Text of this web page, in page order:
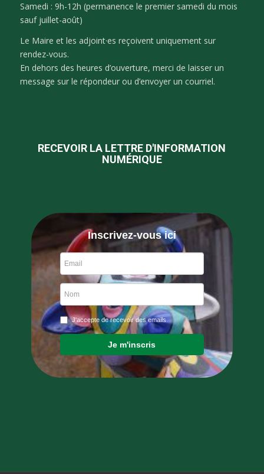
Samedi : 9h-12h (permanence le premier samedi du mois
sauf juillet-août)
Le Maire et les adjoint·es reçoivent uniquement sur
rendez-vous.
En dehors des heures d’ouverture, merci de laisser un
message sur le répondeur ou d’envoyer un courriel.
RECEVOIR LA LETTRE D'INFORMATION
NUMÉRIQUE
Inscrivez-vous ici
J'accepte de recevoir des emails
Je m'inscris